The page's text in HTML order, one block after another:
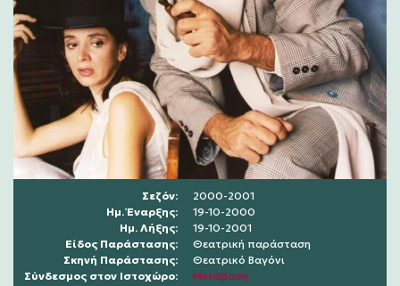
Σεζόν:
2000-2001
Ημ. Έναρξης:
19-10-2000
Ημ. Λήξης:
19-10-2001
Είδος Παράστασης:
Θεατρική παράσταση
Σκηνή Παράστασης:
Θεατρικό Βαγόνι
Σύνδεσμος στον Ιστοχώρο:
Μετάβαση